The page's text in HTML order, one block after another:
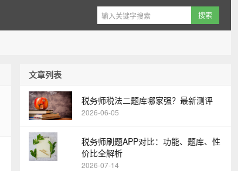
文章列表
税务师税法二题库哪家强？最新测评
2026-06-05
税务师刷题APP对比：功能、题库、性
价比全解析
2026-07-14